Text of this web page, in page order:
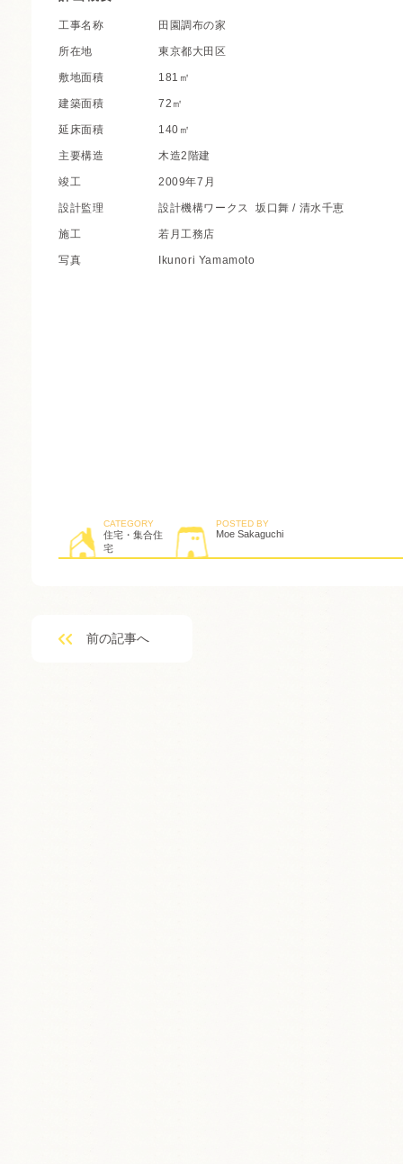
工事名称 田園調布の家
所在地 東京都大田区
敷地面積 181㎡
建築面積 72㎡
延床面積 140㎡
主要構造 木造2階建
竣工 2009年7月
設計監理 設計機構ワークス 坂口舞 / 清水千恵
施工 若月工務店
写真 Ikunori Yamamoto
CATEGORY
住宅・集合住
宅
POSTED BY
Moe Sakaguchi
前の記事へ